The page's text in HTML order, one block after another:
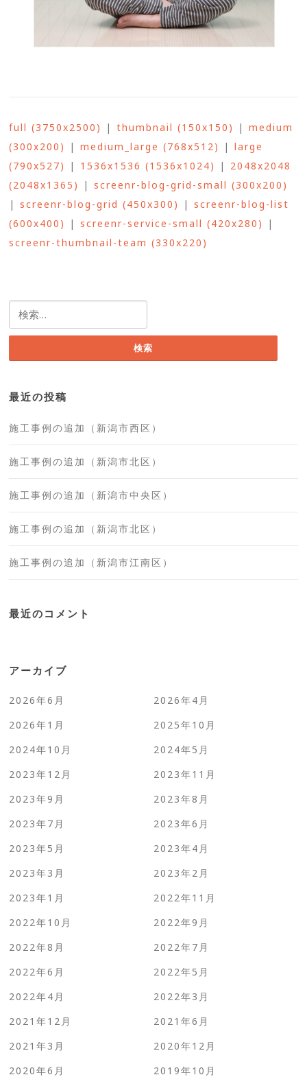
full (3750x2500) |thumbnail (150x150) |medium
(300x200)
|medium_large (768x512) |large
(790x527)
| 1536x1536 (1536x1024) | 2048x2048
(2048x1365)
|screenr-blog-grid-small (300x200)
|screenr-blog-grid (450x300) |screenr-blog-list
(600x400)
|screenr-service-small (420x280)
|
screenr-thumbnail-team (330x220)
索:
最近の投稿
施工事例の追加（新潟市西区）
施工事例の追加（新潟市北区）
施工事例の追加（新潟市中央区）
施工事例の追加（新潟市北区）
施工事例の追加（新潟市江南区）
最近のコメント
アーカイブ
2026年6月
2026年4月
2026年1月
2025年10月
2024年10月
2024年5月
2023年12月
2023年11月
2023年9月
2023年8月
2023年7月
2023年6月
2023年5月
2023年4月
2023年3月
2023年2月
2023年1月
2022年11月
2022年10月
2022年9月
2022年8月
2022年7月
2022年6月
2022年5月
2022年4月
2022年3月
2021年12月
2021年6月
2021年3月
2020年12月
2020年6月
2019年10月